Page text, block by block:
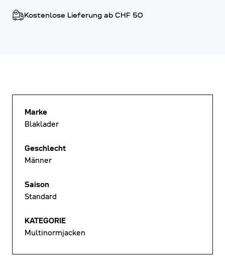
Kostenlose Lieferung ab CHF 50
Marke
Blaklader
Geschlecht
Männer
Saison
Standard
KATEGORIE
Multinormjacken